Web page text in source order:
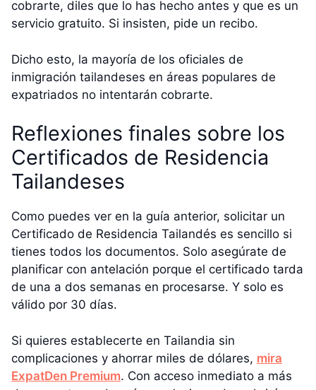
cobrarte, diles que lo has hecho antes y que es un
servicio gratuito. Si insisten, pide un recibo.
Dicho esto, la mayoría de los oficiales de
inmigración tailandeses en áreas populares de
expatriados no intentarán cobrarte.
Reflexiones finales sobre los
Certificados de Residencia
Tailandeses
Como puedes ver en la guía anterior, solicitar un
Certificado de Residencia Tailandés es sencillo si
tienes todos los documentos. Solo asegúrate de
planificar con antelación porque el certificado tarda
de una a dos semanas en procesarse. Y solo es
válido por 30 días.
Si quieres establecerte en Tailandia sin
complicaciones y ahorrar miles de dólares, mira
ExpatDen Premium. Con acceso inmediato a más